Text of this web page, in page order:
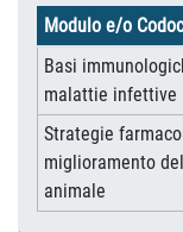
Modulo e/o
Basi
malattie infettive
Strategie
miglioramento
animale